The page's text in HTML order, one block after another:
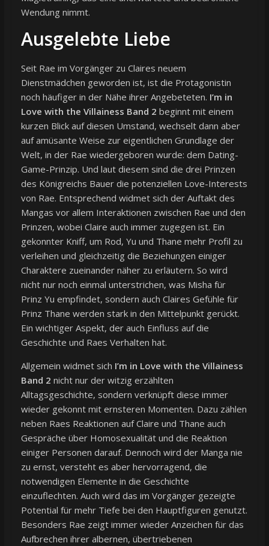
Wendung nimmt.
Ausgelebte Liebe
Seit Rae im Vorgänger zu Claires neuem
Dienstmädchen geworden ist, ist die Protagonistin
noch häufiger in der Nähe ihrer Angebeteten. I’m in
Love with the Villainess Band 2 beginnt mit einem
kurzen Blick auf diesen Umstand, wechselt dann aber
auf amüsante Weise zur eigentlichen Grundlage der
Welt, in der Rae wiedergeboren wurde: dem Dating-
Game-Prinzip. Und laut diesem sind die drei Prinzen
des Königreichs Bauer die potenziellen Love-Interests
von Rae. Entsprechend widmet sich der Auftakt des
Mangas vor allem Interaktionen zwischen Rae und den
Prinzen, wobei Claire auch immer zugegen ist. Ein
gekonnter Kniff, um Rod, Yu und Thane mehr Profil zu
verleihen und gleichzeitig die Beziehungen einiger
Charaktere zueinander näher zu erläutern. So wird
nicht nur noch einmal unterstrichen, was Misha für
Prinz Yu empfindet, sondern auch Claires Gefühle für
Prinz Thane werden stark in den Mittelpunkt gerückt.
Ein wichtiger Aspekt, der auch Einfluss auf die
Geschichte und Raes Verhalten hat.
Allgemein widmet sich I’m in Love with the Villainess
Band 2 nicht nur der witzig erzählten
Alltagsgeschichte, sondern verknüpft diese immer
wieder gekonnt mit ernsteren Momenten. Dazu zählen
neben Raes Reaktionen auf Claire und Thane auch
Gespräche über Homosexualität und die Reaktion
einiger Personen darauf. Dennoch wird der Manga nie
zu ernst, versteht es aber hervorragend, die
notwendigen Elemente in die Geschichte
einzuflechten. Auch wird das im Vorgänger gezeigte
Potential für mehr Tiefe bei den Hauptfiguren genutzt.
Besonders Rae zeigt immer wieder Anzeichen für das
Aufbrechen ihrer albernen, übertriebenen